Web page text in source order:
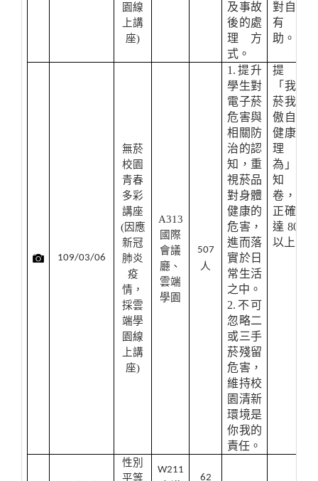
園線
上講
座)
及事故
後的處
理方
式。
對自己
有幫
助。
109/03/06
無菸
校園
青春
多彩
講座
(因應
新冠
肺炎
疫
情，
採雲
端學
園線
上講
座)
A313
國際
會議
廳、
雲端
學園
507
人
1. 提升
學生對
電子菸
危害與
相關防
治的認
知，重
視菸品
對身體
健康的
危害，
進而落
實於日
常生活
之中。
2.不可
忽略二
或三手
菸殘留
危害，
維持校
園清新
環境是
你我的
責任。
提升
「我拒
菸我驕
傲自我
健康管
理行
為」認
知問
卷，其
正確率
達80%
以上。
性別
平等
W211
62